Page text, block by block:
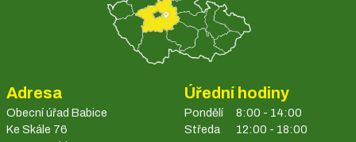
Adresa
Obecní úřad Babice
Ke Skále 76
Úřední hodiny
Pondělí
Středa
8:00 - 14:00
12:00 - 18:00